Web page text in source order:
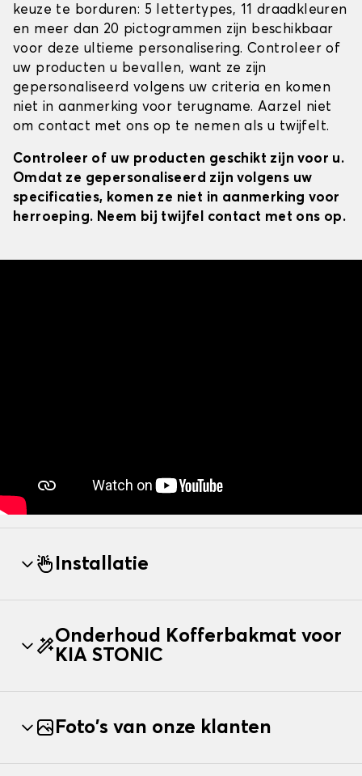
keuze te borduren: 5 lettertypes, 11 draadkleuren
en meer dan 20 pictogrammen zijn beschikbaar
voor deze ultieme personalisering. Controleer of
uw producten u bevallen, want ze zijn
gepersonaliseerd volgens uw criteria en komen
niet in aanmerking voor terugname. Aarzel niet
om contact met ons op te nemen als u twijfelt.
Controleer of uw producten geschikt zijn voor u.
Omdat ze gepersonaliseerd zijn volgens uw
specificaties, komen ze niet in aanmerking voor
herroeping. Neem bij twijfel contact met ons op.
Installatie
Onderhoud Kofferbakmat voor
KIA STONIC
Foto's van onze klanten